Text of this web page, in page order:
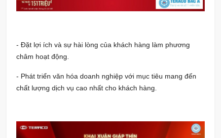
- Đặt lợi ích và sự hài lòng của khách hàng làm phương
châm hoạt động.
- Phát triển văn hóa doanh nghiệp với mục tiêu mang đến
chất lượng dịch vụ cao nhất cho khách hàng.